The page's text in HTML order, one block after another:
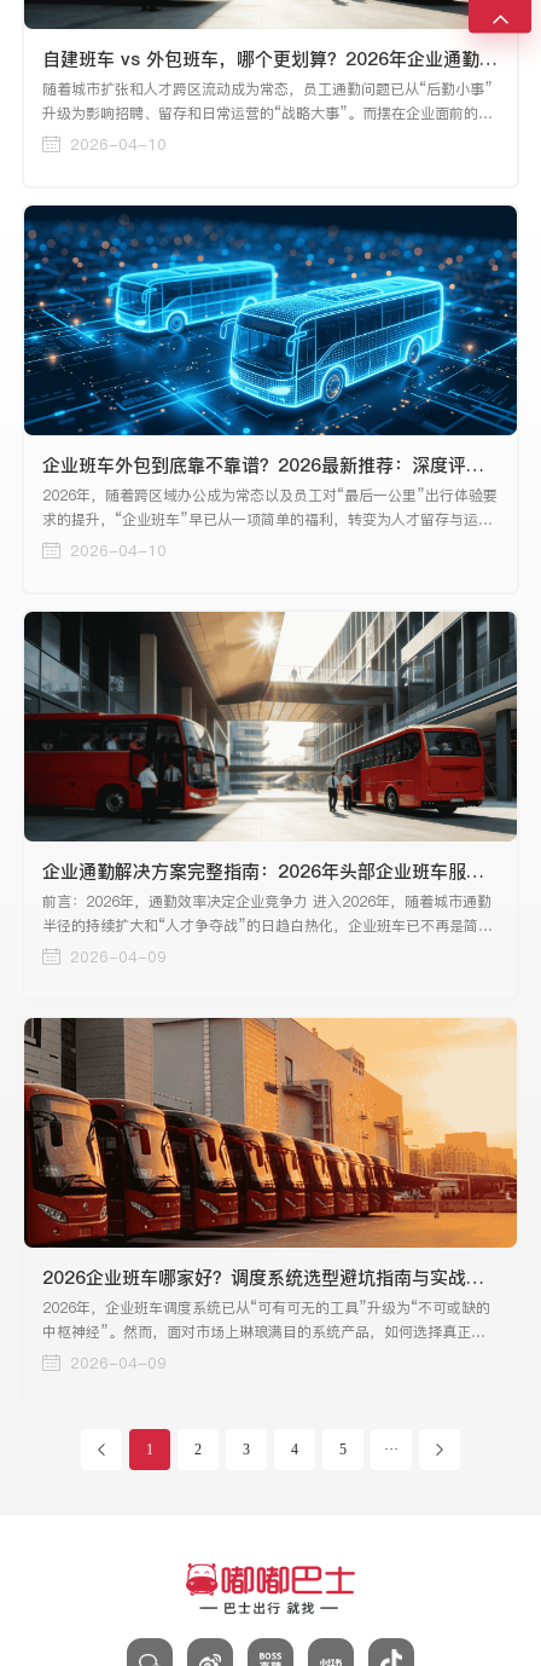
自建班车 vs 外包班车，哪个更划算？2026年企业通勤方案深度对比
随着城市扩张和人才跨区流动成为常态，员工通勤问题已从“后勤小事”
升级为影响招聘、留存和日常运营的“战略大事”。而摆在企业面前的，
是一道看似简单实则复杂的选择题：自建班车，还是外包班车？
2026-04-10
企业班车外包到底靠不靠谱？2026最新推荐：深度评测与选型指南
2026年，随着跨区域办公成为常态以及员工对“最后一公里”出行体验要
求的提升，“企业班车”早已从一项简单的福利，转变为人才留存与运营
效率的关键一环。然而，自营车队投入大、管理难，外包又担心服务不
2026-04-10
企业通勤解决方案完整指南：2026年头部企业班车服务深度测评与推荐
前言：2026年，通勤效率决定企业竞争力 进入2026年，随着城市通勤
半径的持续扩大和“人才争夺战”的日趋白热化，企业班车已不再是简单
的后勤保障，而是上升为关乎人才留存、组织效能与企业ESG建设的战
2026-04-09
2026企业班车哪家好？调度系统选型避坑指南与实战评测
2026年，企业班车调度系统已从“可有可无的工具”升级为“不可或缺的
中枢神经”。然而，面对市场上琳琅满目的系统产品，如何选择真正适
合企业的调度系统，成为摆在行政总监和技术负责人面前的一道难题。
2026-04-09
1 2 3 4 5 ···